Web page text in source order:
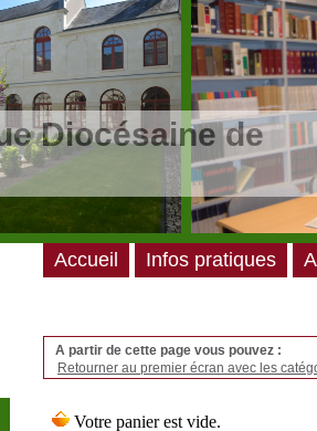
Diocésaine de
A partir de cette page vous pouvez :
Retourner au premier écran avec les
Accueil Infos pratiques